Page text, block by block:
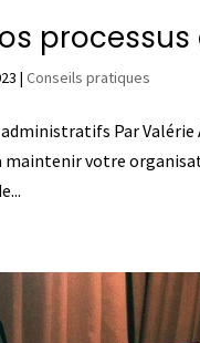
|Conseils pratiques
Par
votre